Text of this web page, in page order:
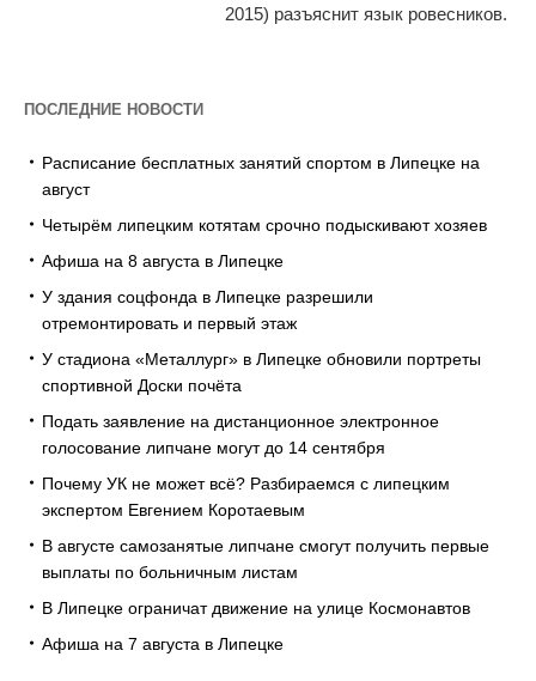
2015) разъяснит язык ровесников.
ПОСЛЕДНИЕ НОВОСТИ
Расписание бесплатных занятий спортом в Липецке на
август
Четырём липецким котятам срочно подыскивают хозяев
Афиша на 8 августа в Липецке
У здания соцфонда в Липецке разрешили
отремонтировать и первый этаж
У стадиона «Металлург» в Липецке обновили портреты
спортивной Доски почёта
Подать заявление на дистанционное электронное
голосование липчане могут до 14 сентября
Почему УК не может всё? Разбираемся с липецким
экспертом Евгением Коротаевым
В августе самозанятые липчане смогут получить первые
выплаты по больничным листам
В Липецке ограничат движение на улице Космонавтов
Афиша на 7 августа в Липецке